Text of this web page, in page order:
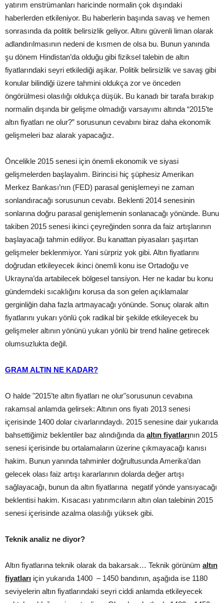
yatırım enstrümanları haricinde normalin çok dışındaki
haberlerden etkileniyor. Bu haberlerin başında savaş ve hemen
sonrasında da politik belirsizlik geliyor. Altını güvenli liman olarak
adlandırılmasının nedeni de kısmen de olsa bu. Bunun yanında
şu dönem Hindistan’da olduğu gibi fiziksel talebin de altın
fiyatlarındaki seyri etkilediği aşikar. Politik belirsizlik ve savaş gibi
konular bilindiği üzere tahmini oldukça zor ve önceden
öngörülmesi olasılığı oldukça düşük. Bu kanadı bir tarafa bırakıp
normalin dışında bir gelişme olmadığı varsayımı altında “2015’te
altın fiyatları ne olur?” sorusunun cevabını biraz daha ekonomik
gelişmeleri baz alarak yapacağız.
Öncelikle 2015 senesi için önemli ekonomik ve siyasi
gelişmelerden başlayalım. Birincisi hiç şüphesiz Amerikan
Merkez Bankası’nın (FED) parasal genişlemeyi ne zaman
sonlandıracağı sorusunun cevabı. Beklenti 2014 senesinin
sonlarına doğru parasal genişlemenin sonlanacağı yönünde. Bunu
takiben 2015 senesi ikinci çeyreğinden sonra da faiz artışlarının
başlayacağı tahmin ediliyor. Bu kanattan piyasaları şaşırtan
gelişmeler beklenmiyor. Yani sürpriz yok gibi. Altın fiyatlarını
doğrudan etkileyecek ikinci önemli konu ise Ortadoğu ve
Ukrayna’da artabilecek bölgesel tansiyon. Her ne kadar bu konu
gündemdeki sıcaklığını korusa da son gelen açıklamalar
gerginliğin daha fazla artmayacağı yönünde. Sonuç olarak altın
fiyatlarını yukarı yönlü çok radikal bir şekilde etkileyecek bu
gelişmeler altının yönünü yukarı yönlü bir trend haline getirecek
olumsuzlukta değil.
GRAM ALTIN NE KADAR?
O halde "2015’te altın fiyatları ne olur"sorusunun cevabına
rakamsal anlamda gelirsek: Altının ons fiyatı 2013 senesi
içerisinde 1400 dolar civarlarındaydı. 2015 senesine dair yukarıda
bahsettiğimiz beklentiler baz alındığında da altın fiyatlarının 2015
senesi içerisinde bu ortalamaların üzerine çıkmayacağı kanısı
hakim. Bunun yanında tahminler doğrultusunda Amerika’dan
gelecek olası faiz artışı kararlarının dolarda değer artışı
sağlayacağı, bunun da altın fiyatlarına negatif yönde yansıyacağı
beklentisi hakim. Kısacası yatırımcıların altın olan talebinin 2015
senesi içerisinde azalma olasılığı yüksek gibi.
Teknik analiz ne diyor?
Altın fiyatlarına teknik olarak da bakarsak… Teknik görünüm altın
fiyatları için yukarıda 1400 – 1450 bandının, aşağıda ise 1180
seviyelerin altın fiyatlarındaki seyri ciddi anlamda etkileyecek